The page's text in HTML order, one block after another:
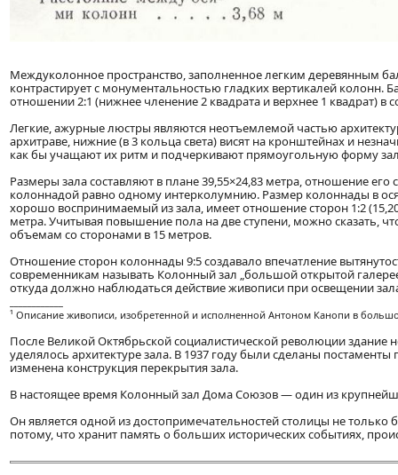
Междуколонное пространство, заполненное легким деревянным
контрастирует с монументальностью гладких вертикалей
отношении 2:1 (нижнее членение 2 квадрата и верхнее 1 квадрат) в
Легкие, ажурные люстры являются неотъемлемой частью
архитраве, нижние (в 3 кольца света) висят на кронштейнах и
как бы учащают их ритм и подчеркивают прямоугольную форму
Размеры зала составляют в плане 39,55×24,83 метра, отношение
колоннадой равно одному интерколумнию. Размер колоннады в
хорошо воспринимаемый из зала, имеет отношение сторон 1:2
метра. Учитывая повышение пола на две ступени, можно сказать,
объемам со сторонами в 15 метров.
Отношение сторон колоннады 9:5 создавало впечатление
современникам называть Колонный зал „большой открытой
откуда должно наблюдаться действие живописи при освещении
¹ Описание живописи, изобретенной и исполненной Антоном Канопи в
После Великой Октябрьской социалистической революции здание
уделялось архитектуре зала. В 1937 году были сделаны
изменена конструкция перекрытия зала.
В настоящее время Колонный зал Дома Союзов — один из
Он является одной из достопримечательностей столицы не
потому, что хранит память о больших исторических событиях,